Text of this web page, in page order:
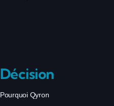
Décision
Pourquoi Qyron